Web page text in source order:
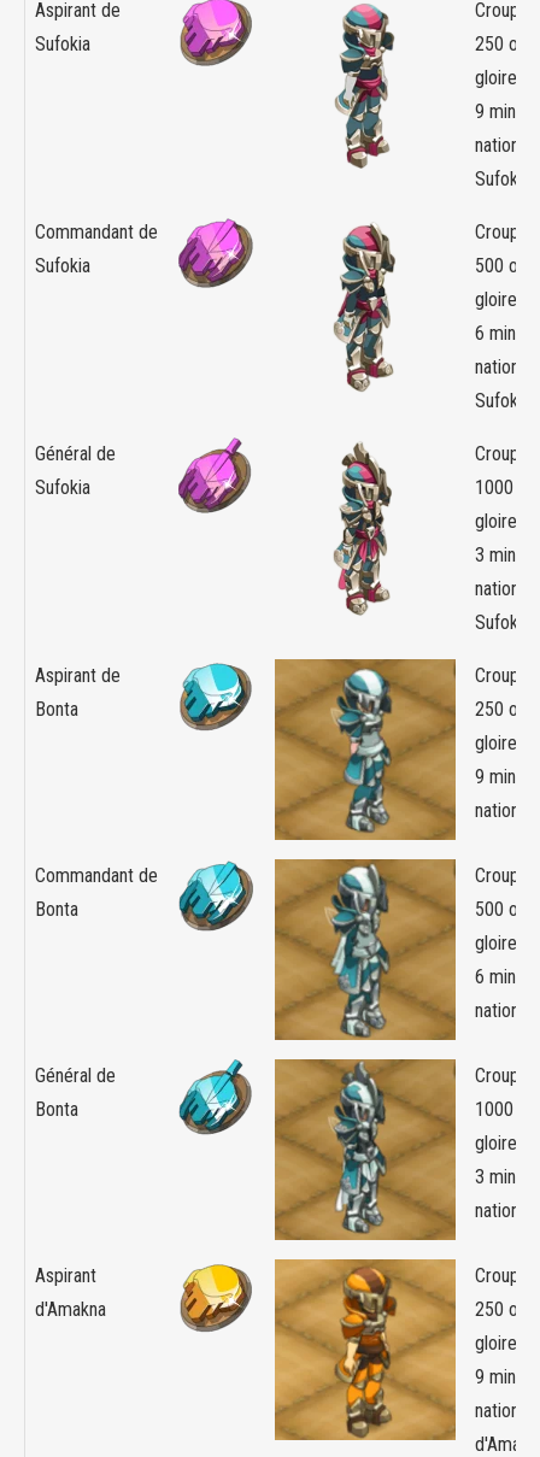
Aspirant de
Sufokia
250
gloire +
9
nation
Sufokia
Commandant de
Sufokia
500
gloire +
6
nation
Sufokia
Général de
Sufokia
1000
gloire +
3
nation
Sufokia
Aspirant de
Bonta
250
gloire +
9
nation
Commandant de
Bonta
500
gloire +
6
nation
Général de
Bonta
1000
gloire +
3
nation
Aspirant
d'Amakna
250
gloire +
9
nation